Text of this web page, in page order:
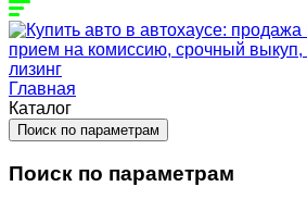
Главная
Каталог
Поиск по параметрам
Поиск по параметрам